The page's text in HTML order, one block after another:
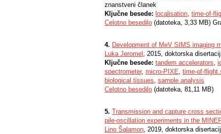
znanstveni članek
Ključne besede: localisation, time-of-
Celotno besedilo (datoteka, 3,33 MB)
4. Development of MeV SIMS imaging
Luka Jeromel , 2015, doktorska
Ključne besede: tandem accelerators,
spectrometer, micro-PIXE, time-of-flight
biological tissues, sample analysis
Celotno besedilo (datoteka, 81,11 MB)
5. Transmission and capture cross
pile-oscillation experiments in the
Lino Šalamon, 2019, doktorska